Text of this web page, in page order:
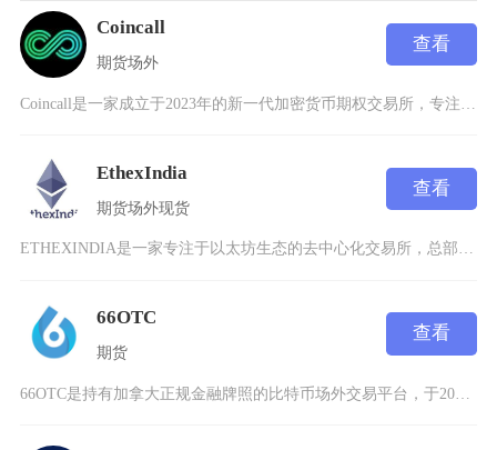
Coincall
期货场外
查看
EthexIndia
期货场外现货
查看
ETHEXINDIA是一家专注于以太坊生态的去中心化交易所，总部位于印度金融科技中心班加罗
66OTC
期货
查看
66OTC是持有加拿大正规金融牌照的比特币场外交易平台，于2017年10月在加拿大上线，中